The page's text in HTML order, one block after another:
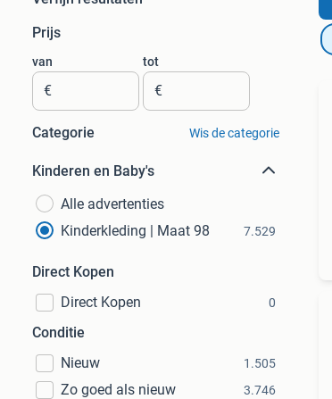
Prijs
van
€
tot
€
Categorie Wis de categorie
Kinderen en Baby's
Alle advertenties
Kinderkleding | Maat 98
7.529
Direct Kopen
Direct Kopen
0
Conditie
Nieuw
1.505
Zo goed als nieuw 3.746